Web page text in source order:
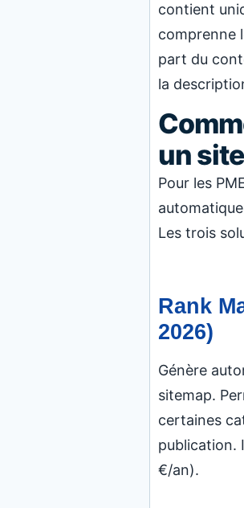
contient
comprenne
part du
la
un
Pour les
Les trois
Rank
2026)
Génère
sitemap.
certaines
publication.
€/an).